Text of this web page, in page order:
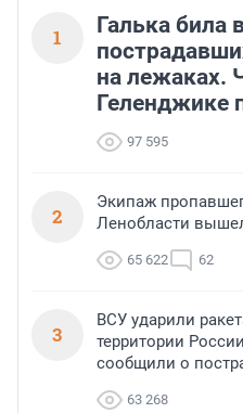
1
Галька била
на лежаках.
Геленджике
97 595
2
Экипаж
Ленобласти
65 622 62
3
ВСУ ударили
территории
сообщили о
63 268